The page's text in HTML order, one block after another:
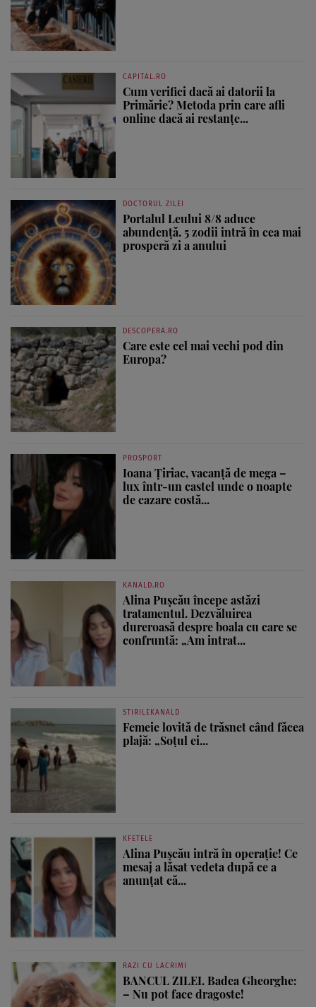
CAPITAL.RO
Cum verifici dacă ai datorii la
Primărie? Metoda prin care afli
online dacă ai restanțe...
DOCTORUL ZILEI
Portalul Leului 8/8 aduce
abundență. 5 zodii intră în cea mai
prosperă zi a anului
DESCOPERA.RO
Care este cel mai vechi pod din
Europa?
PROSPORT
Ioana Țiriac, vacanță de mega –
lux într-un castel unde o noapte
de cazare costă...
KANALD.RO
Alina Pușcău începe astăzi
tratamentul. Dezvăluirea
dureroasă despre boala cu care se
confruntă: „Am intrat...
STIRILEKANALD
Femeie lovită de trăsnet când făcea
plajă: „Soțul ei...
KFETELE
Alina Pușcău intră în operație! Ce
mesaj a lăsat vedeta după ce a
anunțat că...
RAZI CU LACRIMI
BANCUL ZILEI. Badea Gheorghe:
– Nu pot face dragoste!